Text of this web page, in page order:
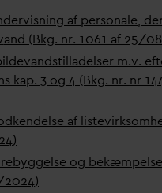
af personale,
and (Bkg. nr. 1061 af 25/
vandstilladelser m.v.
kap. 3 og 4 (Bkg. nr. nr
af
)
og
2024)